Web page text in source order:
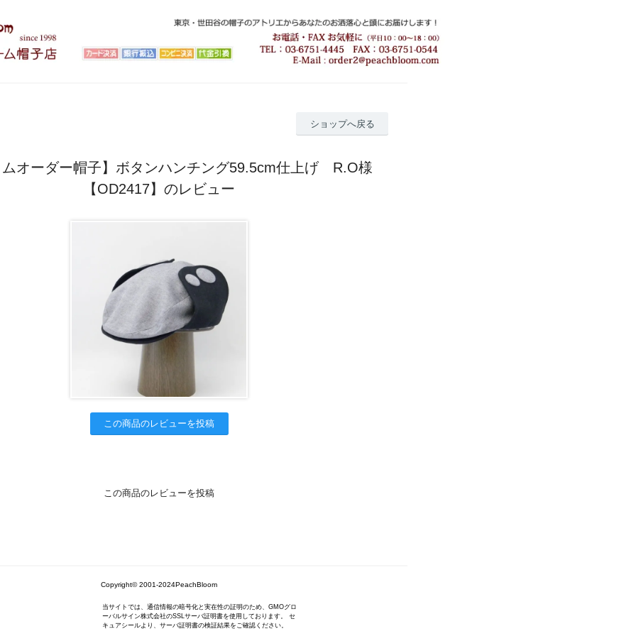
ショップへ戻る
オーダー帽子】ボタンハンチング59.5cm仕上げ R.O様
【OD2417】のレビュー
この商品のレビューを投稿
この商品のレビューを投稿
Copyright© 2001-2024PeachBloom
当サイトでは、通信情報の暗号化と実在性の証明のため、GMOグロ
ーバルサイン株式会社のSSLサーバ証明書を使用しております。 セ
キュアシールより、サーバ証明書の検証結果をご確認ください。